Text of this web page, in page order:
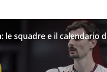
le squadre e il calendario